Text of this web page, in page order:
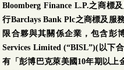
Bloomberg Finance L.P.之商標
行Barclays Bank Plc之商標及服
限合夥與其關係企業，包含彭
Services Limited (“BISL”)(以下
有「彭博巴克萊美國10年期以上